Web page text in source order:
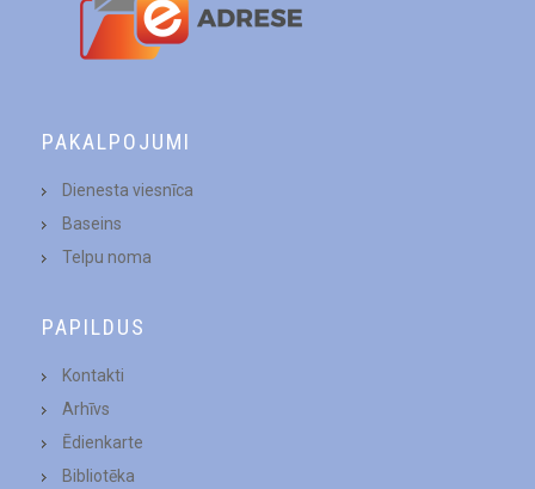
PAKALPOJUMI
Dienesta viesnīca
Baseins
Telpu noma
PAPILDUS
Kontakti
Arhīvs
Ēdienkarte
Bibliotēka